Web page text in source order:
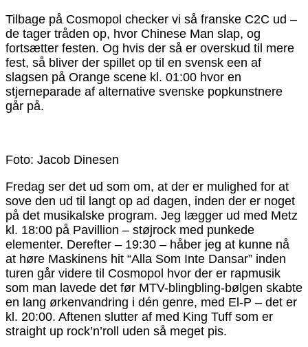
Tilbage på Cosmopol checker vi så franske C2C ud –
de tager tråden op, hvor Chinese Man slap, og
fortsætter festen. Og hvis der så er overskud til mere
fest, så bliver der spillet op til en svensk een af
slagsen på Orange scene kl. 01:00 hvor en
stjerneparade af alternative svenske popkunstnere
går på.
Foto: Jacob Dinesen
Fredag ser det ud som om, at der er mulighed for at
sove den ud til langt op ad dagen, inden der er noget
på det musikalske program. Jeg lægger ud med Metz
kl. 18:00 på Pavillion – støjrock med punkede
elementer. Derefter – 19:30 – håber jeg at kunne nå
at høre Maskinens hit “Alla Som Inte Dansar” inden
turen går videre til Cosmopol hvor der er rapmusik
som man lavede det før MTV-blingbling-bølgen skabte
en lang ørkenvandring i dén genre, med El-P – det er
kl. 20:00. Aftenen slutter af med King Tuff som er
straight up rock’n’roll uden så meget pis.